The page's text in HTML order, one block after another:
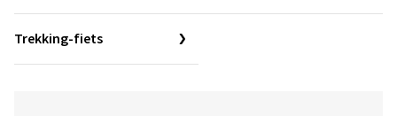
Trekking-fiets